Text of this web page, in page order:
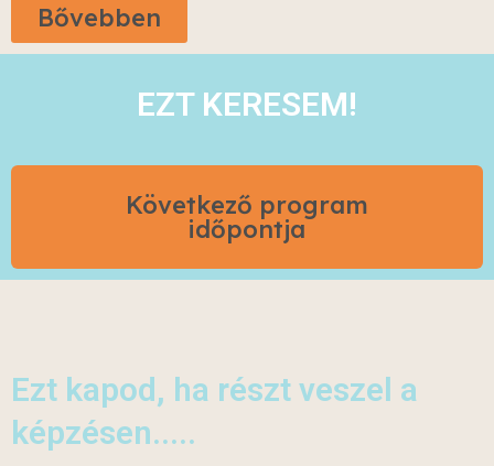
Bővebben
EZT KERESEM!
Következő program
időpontja
Ezt kapod, ha részt veszel a
képzésen.....